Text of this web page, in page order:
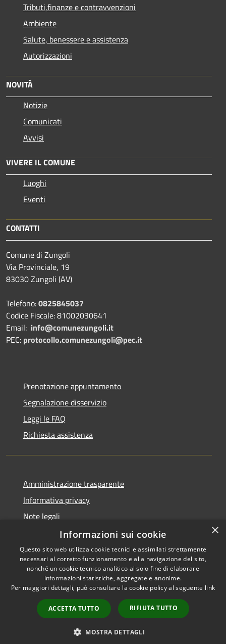
Tributi,finanze e contravvenzioni
Ambiente
Salute, benessere e assistenza
Autorizzazioni
NOVITÀ
Notizie
Comunicati
Avvisi
VIVERE IL COMUNE
Luoghi
Eventi
CONTATTI
Comune di Zungoli
Via Provinciale, 19
83030 Zungoli (AV)
Telefono:0825845037
Codice Fiscale: 81002030641
Email: info@comunezungoli.it
PEC: protocollo.comunezungoli@pec.it
Prenotazione appuntamento
Segnalazione disservizio
Leggi le FAQ
Richiesta assistenza
Amministrazione trasparente
Informativa privacy
Note legali
Dichiarazione di accessibilità
RSS
Accessibilità
Copyright © 2026 • Comune di
Zungoli • Powered by
Municipium•
Accesso
redazione
×
Informazioni sui cookie
Questo sito web utilizza cookie tecnici e assimilati strettamente
necessari al corretto funzionamento e alla navigazione del sito,
nonché un cookie tecnico analitico al solo fine di elaborare
informazioni statistiche, aggregate e anonime.
Per maggiori dettagli, può consultare la cookie policy al seguente link
ACCETTA TUTTO RIFIUTA TUTTO
MOSTRA DETTAGLI